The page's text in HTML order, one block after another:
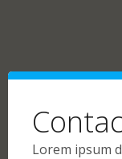
Lorem ipsum